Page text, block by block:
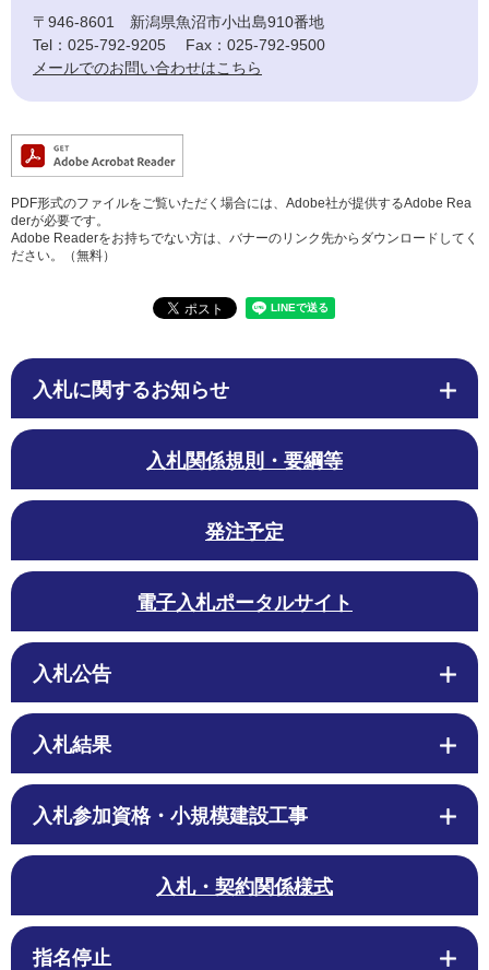
〒946-8601
新潟県魚沼市小出島910番地
Tel：025-792-9205
Fax：025-792-9500
メールでのお問い合わせはこちら
PDF形式のファイルをご覧いただく場合には、Adobe社が提供するAdobe Rea
derが必要です。
Adobe Readerをお持ちでない方は、バナーのリンク先からダウンロードしてく
ださい。（無料）
入札に関するお知らせ
入札関係規則・要綱等
発注予定
電子入札ポータルサイト
入札公告
入札結果
入札参加資格・小規模建設工事
入札・契約関係様式
指名停止